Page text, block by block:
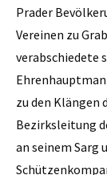
Prader
Vereinen zu
verabschiedete
zu den Klängen
Bezirksleitung
an seinem Sarg